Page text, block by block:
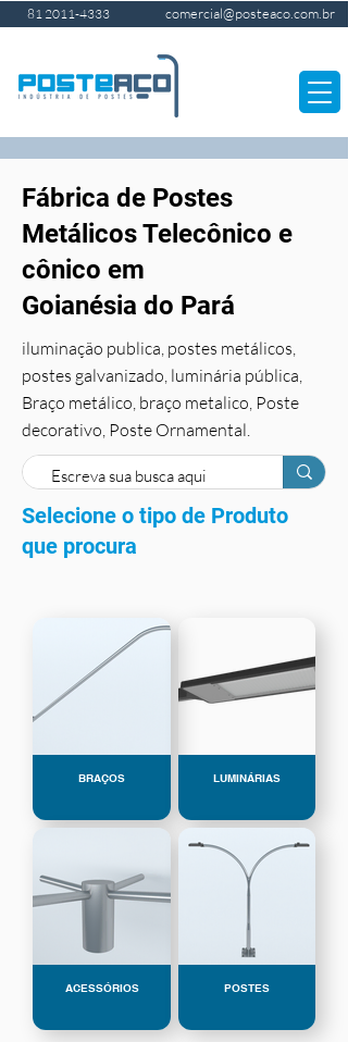
81 2011-4333 comercial@posteaco.com.br
Fábrica de Postes
Metálicos Telecônico e
cônico em
Goianésia do Pará
iluminação publica, postes metálicos,
postes galvanizado, luminária pública,
Braço metálico, braço metalico, Poste
decorativo, Poste Ornamental.
Selecione o tipo de Produto
que procura
BRAÇOS LUMINÁRIAS
ACESSÓRIOS POSTES